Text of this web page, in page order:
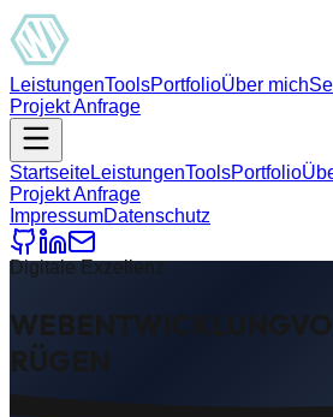
LeistungenToolsPortfolioÜber mich
Projekt Anfrage
StartseiteLeistungenToolsPortfolio
Projekt Anfrage
ImpressumDatenschutz
Digitale Exzellenz
WEBENTWICKLUNG
RÜGEN